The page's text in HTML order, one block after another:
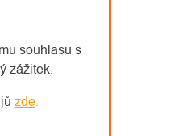
souhlasu s
zážitek.
zde.